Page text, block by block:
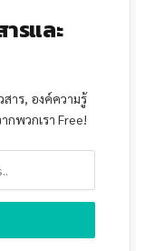
รและ
าร, องค์ความรู้
กพวกเรา Free!